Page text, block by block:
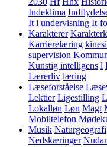
Indeklima
It i undervisning It-
Karakterer
Karrierelæring
supervision
Kunstig intelligens l
Lærerliv læring
Læseforståelse
Lektier Ligestilling
Lokalløn Løn Magt
Mobiltelefon
Musik Naturgeografi
Nedskæringer